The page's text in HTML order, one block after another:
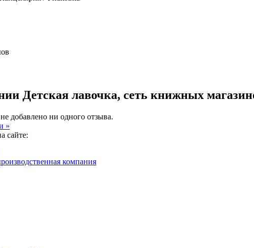
Детская лавочка, сеть книжных
добавлено ни одного отзыва.
»
сайте:
компания